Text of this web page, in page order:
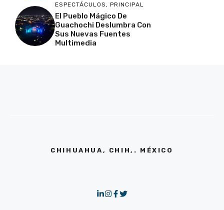
ESPECTÁCULOS, PRINCIPAL
El Pueblo Mágico De
Guachochi Deslumbra Con
Sus Nuevas Fuentes
Multimedia
CHIHUAHUA, CHIH,. MÉXICO